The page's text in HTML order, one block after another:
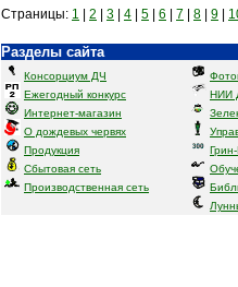
Страницы: 1 2 3 4 5 6 7 8 9
Разделы сайта
Консорциум ДЧ
Ежегодный конкурс
Интернет-магазин
О дождевых червях
Продукция
Сбытовая сеть
Производственная сеть
НИИ